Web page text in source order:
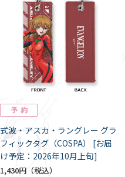
式波・アスカ・ラングレー グラ
フィックタグ（COSPA） [お届
け予定：2026年10月上旬]
1,430円